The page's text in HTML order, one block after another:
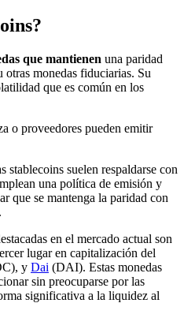
que mantienen una paridad
otras monedas fiduciarias. Su
que es común en los
o proveedores pueden emitir
stablecoins suelen respaldarse con
una política de emisión y
que se mantenga la paridad con
en el mercado actual son
lugar en capitalización del
y Dai (DAI). Estas monedas
sin preocuparse por las
significativa a la liquidez al